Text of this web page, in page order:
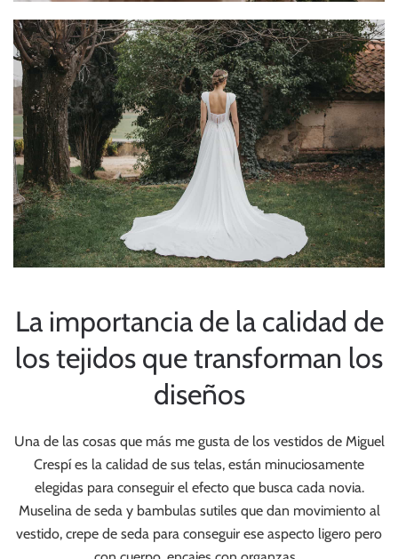
La importancia de la calidad de
los tejidos que transforman los
diseños
Una de las cosas que más me gusta de los vestidos de Miguel
Crespí es la calidad de sus telas, están minuciosamente
elegidas para conseguir el efecto que busca cada novia.
Muselina de seda y bambulas sutiles que dan movimiento al
vestido, crepe de seda para conseguir ese aspecto ligero pero